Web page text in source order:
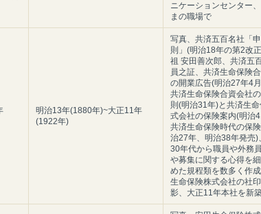
ニケーションセンター
まの職場で
明治13年(1880年)~大正11年
(1922年)
写真、共済五百名社「
則」(明治18年の第2改
祖 安田善次郎、共済五
員之証、共済生命保険
の開業広告(明治27年4
共済生命保険合資会社
則(明治31年)と共済生
式会社の保険案内(明治
共済生命保険時代の保
治27年、明治38年発売)
30年代から職員や外務
や募集に関する心得を
めた規程類を数多く作
生命保険株式会社の社
影、大正11年本社を新